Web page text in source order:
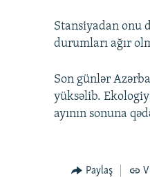
Stansiyadan onu
durumları ağır
Son günlər
yüksəlib.
ayının sonuna
Paylaş